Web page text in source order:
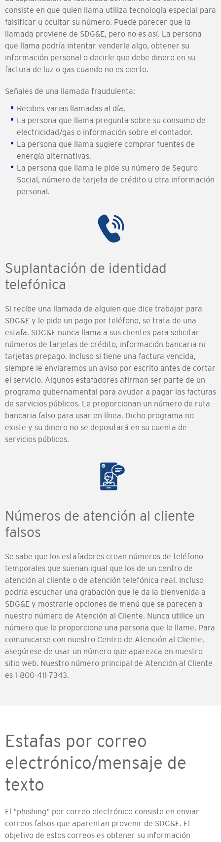
consiste en que quien llama utiliza tecnología especial para
falsificar u ocultar su número. Puede parecer que la
llamada proviene de SDG&E, pero no es así. La persona
que llama podría intentar venderle algo, obtener su
información personal o decirle que debe dinero en su
factura de luz o gas cuando no es cierto.
Señales de una llamada fraudulenta:
Recibes varias llamadas al día.
La persona que llama pregunta sobre su consumo de
electricidad/gas o información sobre el contador.
La persona que llama sugiere comprar fuentes de
energía alternativas.
La persona que llama le pide su número de Seguro
Social, número de tarjeta de crédito u otra información
personal.
Suplantación de identidad
telefónica
Si recibe una llamada de alguien que dice trabajar para
SDG&E y le pide un pago por teléfono, se trata de una
estafa. SDG&E nunca llama a sus clientes para solicitar
números de tarjetas de crédito, información bancaria ni
tarjetas prepago. Incluso si tiene una factura vencida,
siempre le enviaremos un aviso por escrito antes de cortar
el servicio. Algunos estafadores afirman ser parte de un
programa gubernamental para ayudar a pagar las facturas
de servicios públicos. Le proporcionan un número de ruta
bancaria falso para usar en línea. Dicho programa no
existe y su dinero no se depositará en su cuenta de
servicios públicos.
Números de atención al cliente
falsos
Se sabe que los estafadores crean números de teléfono
temporales que suenan igual que los de un centro de
atención al cliente o de atención telefónica real. Incluso
podría escuchar una grabación que le da la bienvenida a
SDG&E y mostrarle opciones de menú que se parecen a
nuestro número de Atención al Cliente. Nunca utilice un
número que le proporcione una persona que le llame. Para
comunicarse con nuestro Centro de Atención al Cliente,
asegúrese de usar un número que aparezca en nuestro
sitio web. Nuestro número principal de Atención al Cliente
es 1-800-411-7343.
Estafas por correo
electrónico/mensaje de
texto
El "phishing" por correo electrónico consiste en enviar
correos falsos que aparentan provenir de SDG&E. El
objetivo de estos correos es obtener su información